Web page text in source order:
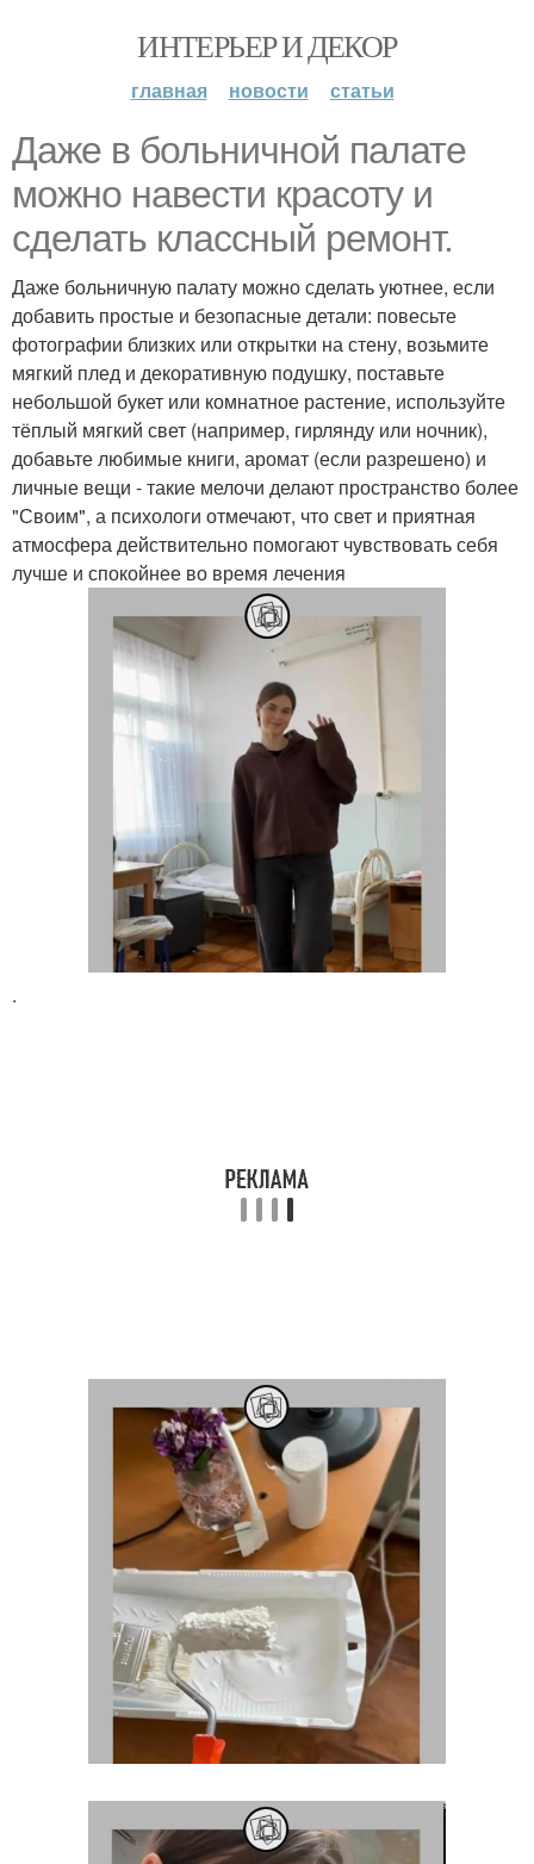
ИНТЕРЬЕР И ДЕКОР
главная новости статьи
Даже в больничной палате
можно навести красоту и
сделать классный ремонт.
Даже больничную палату можно сделать уютнее, если
добавить простые и безопасные детали: повесьте
фотографии близких или открытки на стену, возьмите
мягкий плед и декоративную подушку, поставьте
небольшой букет или комнатное растение, используйте
тёплый мягкий свет (например, гирлянду или ночник),
добавьте любимые книги, аромат (если разрешено) и
личные вещи - такие мелочи делают пространство более
"Своим", а психологи отмечают, что свет и приятная
атмосфера действительно помогают чувствовать себя
лучше и спокойнее во время лечения
.